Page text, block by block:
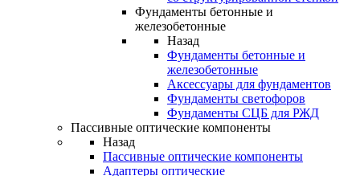
Фундаменты бетонные и
железобетонные
Назад
Фундаменты бетонные и
железобетонные
Аксессуары для фундаментов
Фундаменты светофоров
Фундаменты СЦБ для РЖД
Пассивные оптические компоненты
Назад
Пассивные оптические компоненты
Адаптеры оптические